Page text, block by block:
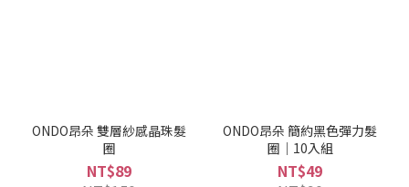
ONDO昂朵 雙層紗感晶珠髮
圈
NT$89
ONDO昂朵 簡約黑色彈力髮
圈｜10入組
NT$49